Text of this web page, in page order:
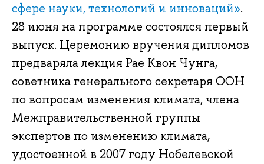
сфере науки, технологий и инноваций».
28 июня на программе состоялся первый
выпуск. Церемонию вручения дипломов
предваряла лекция Рае Квон Чунга,
советника генерального секретаря ООН
по вопросам изменения климата, члена
Межправительственной группы
экспертов по изменению климата,
удостоенной в 2007 году Нобелевской